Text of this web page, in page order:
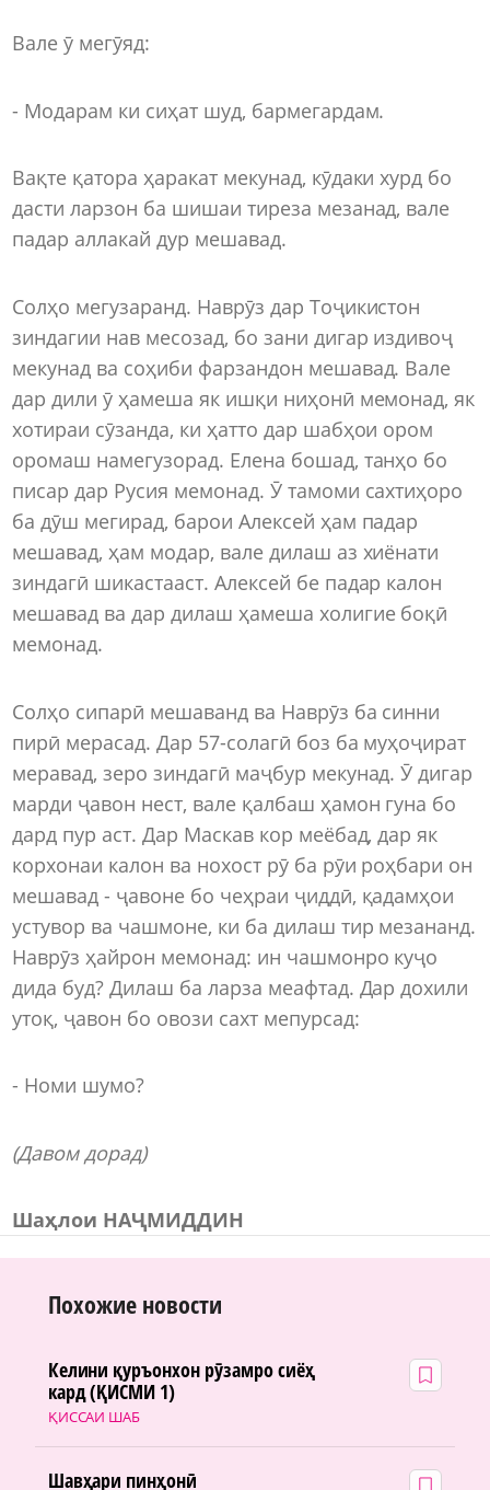
Вале ӯ мегӯяд:
- Модарам ки сиҳат шуд, бармегардам.
Вақте қатора ҳаракат мекунад, кӯдаки хурд бо
дасти ларзон ба шишаи тиреза мезанад, вале
падар аллакай дур мешавад.
Солҳо мегузаранд. Наврӯз дар Тоҷикистон
зиндагии нав месозад, бо зани дигар издивоҷ
мекунад ва соҳиби фарзандон мешавад. Вале
дар дили ӯ ҳамеша як ишқи ниҳонӣ мемонад, як
хотираи сӯзанда, ки ҳатто дар шабҳои ором
оромаш намегузорад. Елена бошад, танҳо бо
писар дар Русия мемонад. Ӯ тамоми сахтиҳоро
ба дӯш мегирад, барои Алексей ҳам падар
мешавад, ҳам модар, вале дилаш аз хиёнати
зиндагӣ шикастааст. Алексей бе падар калон
мешавад ва дар дилаш ҳамеша холигие боқӣ
мемонад.
Солҳо сипарӣ мешаванд ва Наврӯз ба синни
пирӣ мерасад. Дар 57-солагӣ боз ба муҳоҷират
меравад, зеро зиндагӣ маҷбур мекунад. Ӯ дигар
марди ҷавон нест, вале қалбаш ҳамон гуна бо
дард пур аст. Дар Маскав кор меёбад, дар як
корхонаи калон ва нохост рӯ ба рӯи роҳбари он
мешавад - ҷавоне бо чеҳраи ҷиддӣ, қадамҳои
устувор ва чашмоне, ки ба дилаш тир мезананд.
Наврӯз ҳайрон мемонад: ин чашмонро куҷо
дида буд? Дилаш ба ларза меафтад. Дар дохили
утоқ, ҷавон бо овози сахт мепурсад:
- Номи шумо?
(Давом дорад)
Шаҳлои НАҶМИДДИН
Похожие новости
ҚИССАИ ШАБ
Келини қуръонхон рӯзамро сиёҳ
кард (ҚИСМИ 1)
Шавҳари пинҳонӣ